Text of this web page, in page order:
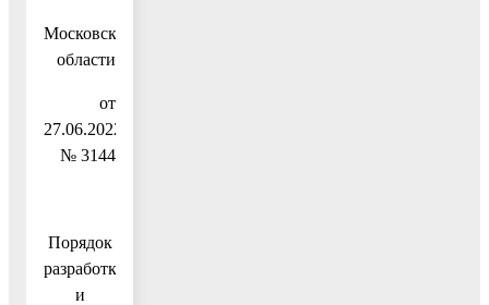
Московской
области
от
27.06.2022
№ 3144
Порядок
разработки
и